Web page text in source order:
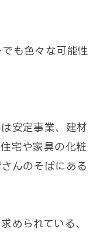
も色々な可能性
安定事業、建材
宅や家具の化粧
んのそばにある
められている、